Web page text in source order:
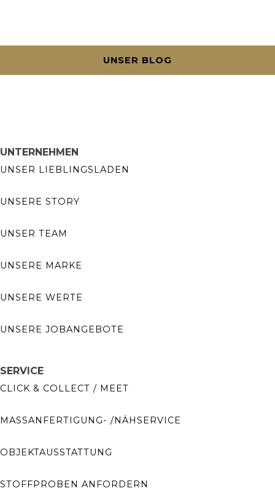
UNSER BLOG
UNTERNEHMEN
UNSER LIEBLINGSLADEN
UNSERE STORY
UNSER TEAM
UNSERE MARKE
UNSERE WERTE
UNSERE JOBANGEBOTE
SERVICE
CLICK & COLLECT / MEET
MASSANFERTIGUNG- /NÄHSERVICE
OBJEKTAUSSTATTUNG
STOFFPROBEN ANFORDERN